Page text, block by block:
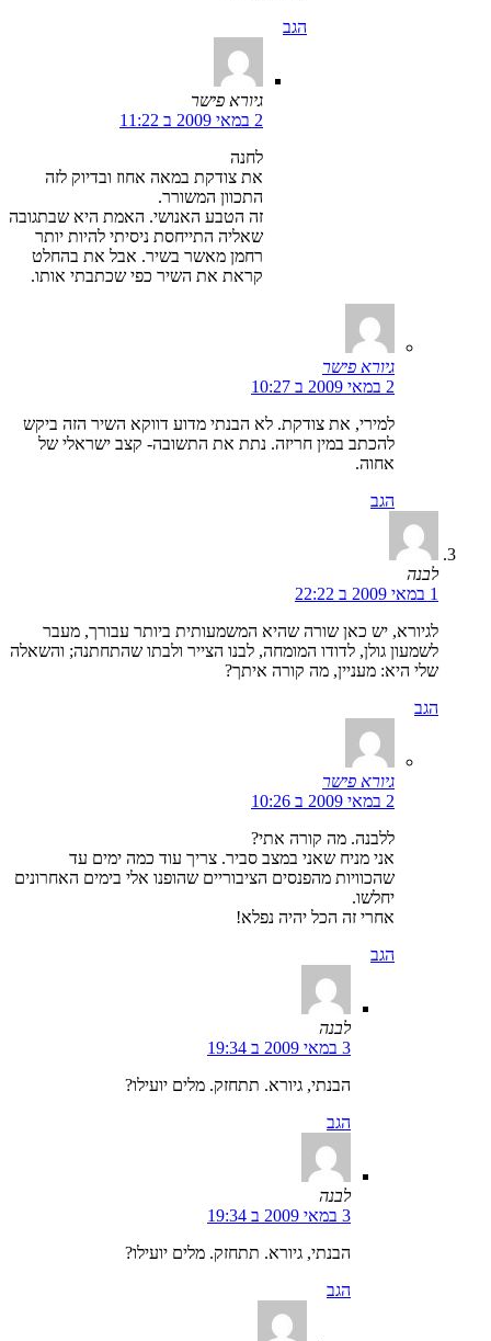
הגב
גיורא פישר
2 במאי 2009 ב 11:22
לחנה
את צודקת במאה אחוז ובדיוק לזה
התכוון המשורר.
זה הטבע האנושי. האמת היא שבתגובה
שאליה התייחסת ניסיתי להיות יותר
רחמן מאשר בשיר. אבל את בהחלט
קראת את השיר כפי שכתבתי אותו.
גיורא פישר
2 במאי 2009 ב 10:27
למירי, את צודקת. לא הבנתי מדוע דווקא השיר הזה ביקש
להכתב במין חריזה. נתת את התשובה- קצב ישראלי של
אחוה.
הגב
לבנה
1 במאי 2009 ב 22:22
לגיורא, יש כאן שורה שהיא המשמעותית ביותר עבורך, מעבר
לשמעון גולן, לדודו המומחה, לבנו הצייר ולבתו שהתחתנה; והשאלה
שלי היא: מעניין, מה קורה איתך?
הגב
גיורא פישר
2 במאי 2009 ב 10:26
ללבנה. מה קורה אתי?
אני מניח שאני במצב סביר. צריך עוד כמה ימים עד
שהכוויות מהפנסים הציבוריים שהופנו אלי בימים האחרונים
יחלשו.
אחרי זה הכל יהיה נפלא!
הגב
לבנה
3 במאי 2009 ב 19:34
הבנתי, גיורא. תתחזק. מלים יועילו?
הגב
לבנה
3 במאי 2009 ב 19:34
הבנתי, גיורא. תתחזק. מלים יועילו?
הגב